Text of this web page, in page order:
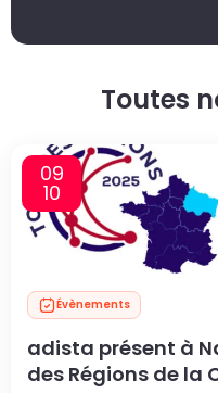
Toutes
09
10
Évènements
adista présent à
des Régions de la